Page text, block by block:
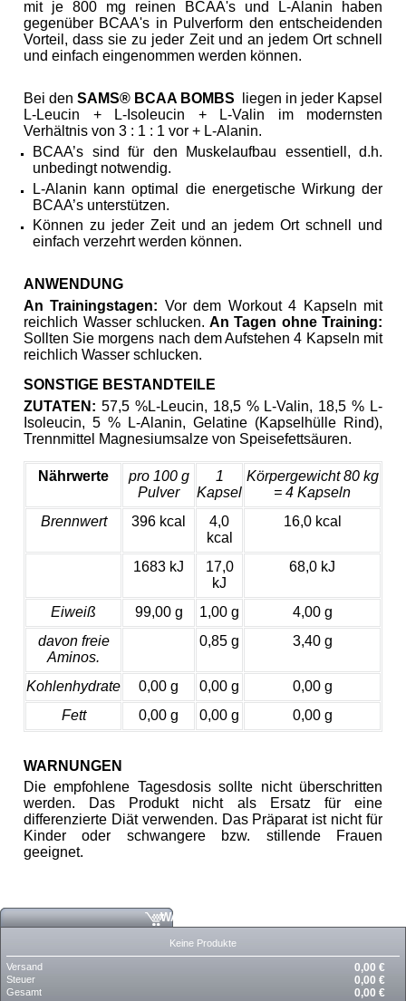
mit je 800 mg reinen BCAA's und L-Alanin haben
gegenüber BCAA's in Pulverform den entscheidenden
Vorteil, dass sie zu jeder Zeit und an jedem Ort schnell
und einfach eingenommen werden können.
Bei den SAMS® BCAA BOMBS liegen in jeder Kapsel
L-Leucin + L-Isoleucin + L-Valin im modernsten
Verhältnis von 3 : 1 : 1 vor + L-Alanin.
BCAA’s sind für den Muskelaufbau essentiell, d.h.
unbedingt notwendig.
L-Alanin kann optimal die energetische Wirkung der
BCAA’s unterstützen.
Können zu jeder Zeit und an jedem Ort schnell und
einfach verzehrt werden können.
ANWENDUNG
An Trainingstagen: Vor dem Workout4 Kapseln mit
reichlich Wasser schlucken. An Tagen ohne Training:
Sollten Sie morgens nach dem Aufstehen 4 Kapseln mit
reichlich Wasser schlucken.
SONSTIGE BESTANDTEILE
ZUTATEN: 57,5 %L-Leucin, 18,5 % L-Valin, 18,5 % L-
Isoleucin, 5 % L-Alanin, Gelatine (Kapselhülle Rind),
Trennmittel Magnesiumsalze von Speisefettsäuren.
Nährwerte
pro 100 g
Pulver
1
Kapsel
Körpergewicht 80 kg
= 4 Kapseln
Brennwert
396 kcal
4,0
kcal
16,0 kcal
1683 kJ
17,0
kJ
68,0 kJ
Eiweiß 99,00 g 1,00 g
4,00 g
davon freie
Aminos.
0,85 g 3,40 g
Kohlenhydrate 0,00 g 0,00 g
0,00 g
Fett
0,00 g 0,00 g 0,00 g
WARNUNGEN
Die empfohlene Tagesdosis sollte nicht überschritten
werden. Das Produkt nicht als Ersatz für eine
differenzierte Diät verwenden. Das Präparat ist nicht für
Kinder oder schwangere bzw. stillende Frauen
geeignet.
WARENKORB
Keine Produkte
Versand 0,00 €
Steuer 0,00 €
Gesamt 0,00 €